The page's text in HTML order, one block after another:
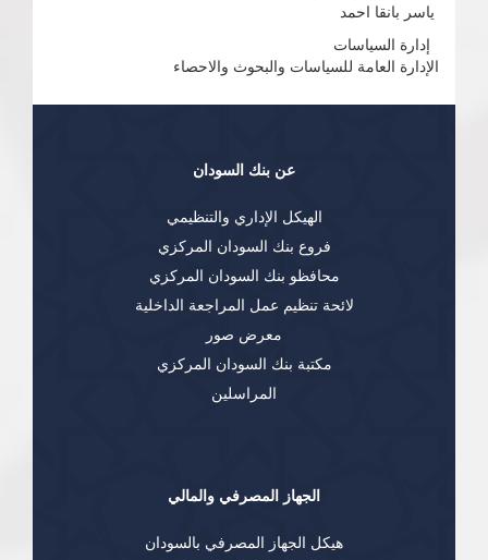
ياسر بانقا احمد
إدارة السياسات
الإدارة العامة للسياسات والبحوث والاحصاء
عن بنك السودان
الهيكل الإداري والتنظيمي
فروع بنك السودان المركزي
محافظو بنك السودان المركزي
لائحة تنظيم عمل المراجعة الداخلية
معرض صور
مكتبة بنك السودان المركزي
المراسلين
الجهاز المصرفي والمالي
هيكل الجهاز المصرفي بالسودان